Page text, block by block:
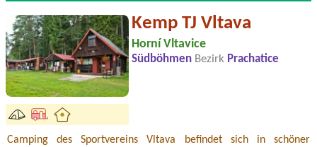
Kemp TJ Vltava
Horní Vltavice
Südböhmen Bezirk Prachatice
Camping des Sportvereins Vltava befindet sich in schöner